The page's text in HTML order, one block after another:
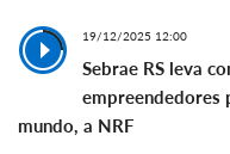
19/12/2025 12:00
Sebrae RS leva
empreendedores
mundo, a NRF